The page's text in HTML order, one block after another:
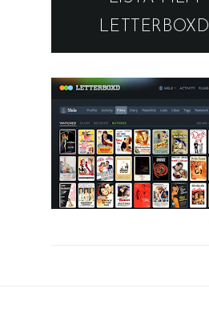
LETTERBOXD